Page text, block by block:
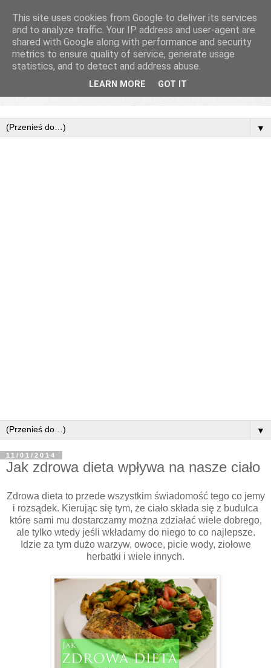
▼
▼
11/01/2014
Jak zdrowa dieta wpływa na nasze ciało
Zdrowa dieta to przede wszystkim świadomość tego co jemy
i rozsądek. Kierując się tym, że ciało składa się z budulca
które sami mu dostarczamy można zdziałać wiele dobrego,
ale tylko wtedy jeśli wkładamy do niego to co najlepsze.
Idzie za tym dużo warzyw, owoce, picie wody, ziołowe
herbatki i wiele innych.
This site uses cookies from Google to deliver its services
and to analyze traffic. Your IP address and user-agent are
shared with Google along with performance and security
metrics to ensure quality of service, generate usage
statistics, and to detect and address abuse.
LEARN MORE GOT IT